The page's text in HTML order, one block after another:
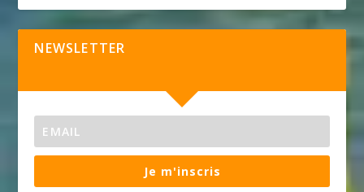
NEWSLETTER
Je m'inscris